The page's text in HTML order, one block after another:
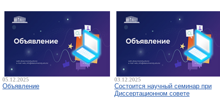
05.12.2025
Объявление
03.12.2025
Состоится научный семинар при
Диссертационном совете